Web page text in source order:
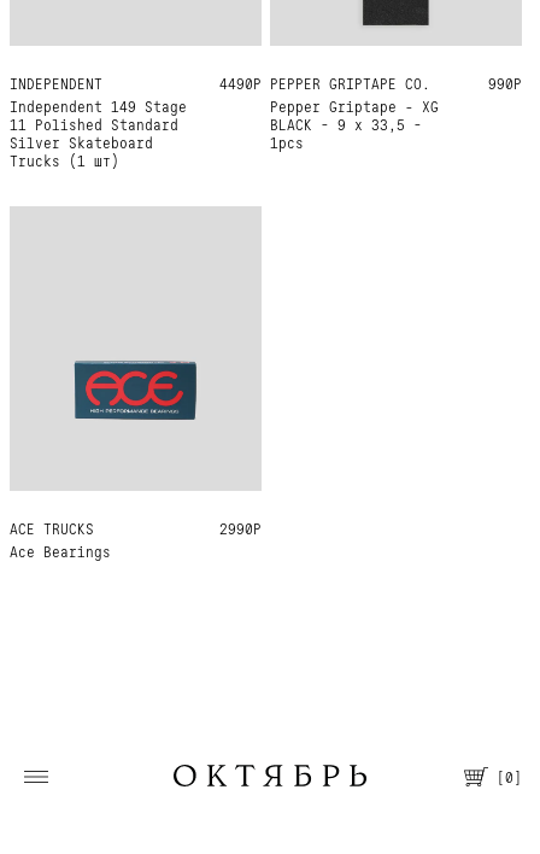
[0]
INDEPENDENT
Independent 149 Stage
11 Polished Standard
Silver Skateboard
Trucks (1 шт)
149 4490Р PEPPER GRIPTAPE CO.
Pepper Griptape - XG
BLACK - 9 x 33,5 -
1pcs
ONE SIZE 990Р
ACE TRUCKS
Ace Bearings
ONE SIZE 2990Р